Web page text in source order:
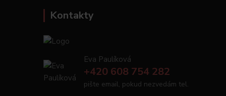
Kontakty
Eva Paulíková
+420 608 754 282
pište email, pokud nezvedám tel.